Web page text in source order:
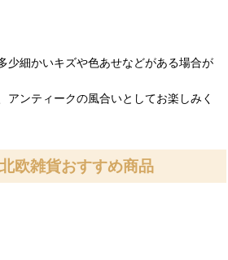
少細かいキズや色あせなどがある場合が
アンティークの風合いとしてお楽しみく
欧雑貨おすすめ商品